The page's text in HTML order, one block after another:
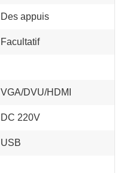
Des appuis
Facultatif
VGA/DVU/HDMI
DC 220V
USB